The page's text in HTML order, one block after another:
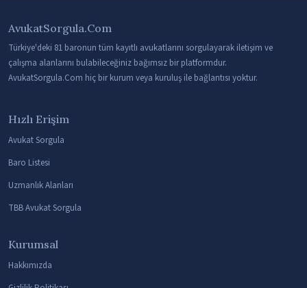
AvukatSorgula.Com
Türkiye'deki 81 baronun tüm kayıtlı avukatlarını sorgulayarak iletişim ve
çalışma alanlarını bulabileceğiniz bağımsız bir platformdur.
AvukatSorgula.Com hiç bir kurum veya kuruluş ile bağlantısı yoktur.
Hızlı Erişim
Avukat Sorgula
Baro Listesi
Uzmanlık Alanları
TBB Avukat Sorgula
Kurumsal
Hakkımızda